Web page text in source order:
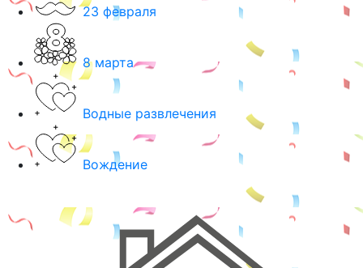
23 февраля
8 марта
Водные развлечения
Вождение